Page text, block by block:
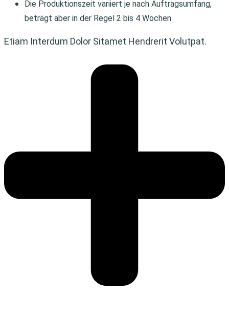
Die Produktionszeit variiert je nach Auftragsumfang,
beträgt aber in der Regel 2 bis 4 Wochen.
Etiam Interdum Dolor Sitamet Hendrerit Volutpat.